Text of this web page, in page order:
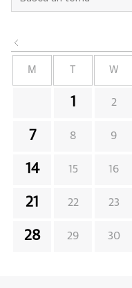
M W
1 2
7 8 9
14 15 16
21 22 23
28 29 30